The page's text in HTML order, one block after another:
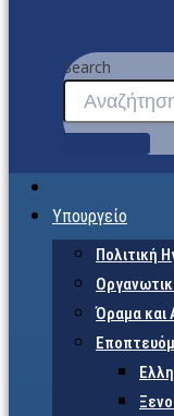
Search
Υπουργείο
Πολιτική
Όραμα και